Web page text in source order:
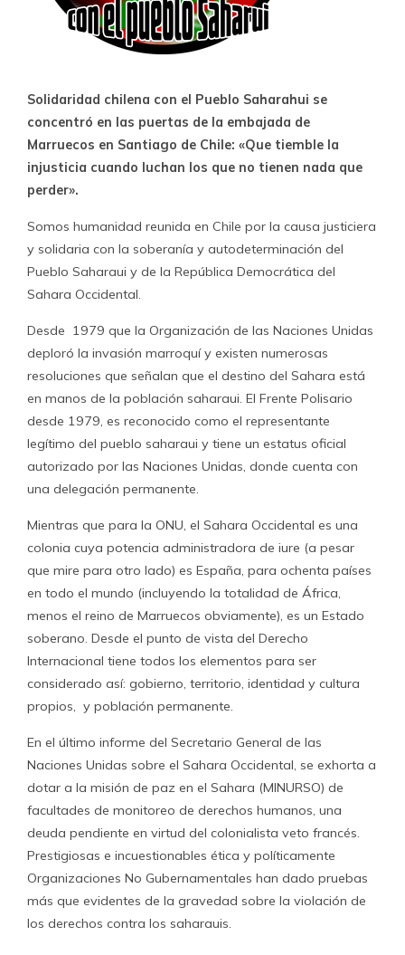
Solidaridad chilena con el Pueblo Saharahui se
concentró en las puertas de la embajada de
Marruecos en Santiago de Chile: «Que tiemble la
injusticia cuando luchan los que no tienen nada que
perder».
Somos humanidad reunida en Chile por la causa justiciera
y solidaria con la soberanía y autodeterminación del
Pueblo Saharaui y de la República Democrática del
Sahara Occidental.
Desde 1979 que la Organización de las Naciones Unidas
deploró la invasión marroquí y existen numerosas
resoluciones que señalan que el destino del Sahara está
en manos de la población saharaui. El Frente Polisario
desde 1979, es reconocido como el representante
legítimo del pueblo saharaui y tiene un estatus oficial
autorizado por las Naciones Unidas, donde cuenta con
una delegación permanente.
Mientras que para la ONU, el Sahara Occidental es una
colonia cuya potencia administradora de iure (a pesar
que mire para otro lado) es España, para ochenta países
en todo el mundo (incluyendo la totalidad de África,
menos el reino de Marruecos obviamente), es un Estado
soberano. Desde el punto de vista del Derecho
Internacional tiene todos los elementos para ser
considerado así: gobierno, territorio, identidad y cultura
propios, y población permanente.
En el último informe del Secretario General de las
Naciones Unidas sobre el Sahara Occidental, se exhorta a
dotar a la misión de paz en el Sahara (MINURSO) de
facultades de monitoreo de derechos humanos, una
deuda pendiente en virtud del colonialista veto francés.
Prestigiosas e incuestionables ética y políticamente
Organizaciones No Gubernamentales han dado pruebas
más que evidentes de la gravedad sobre la violación de
los derechos contra los saharauis.